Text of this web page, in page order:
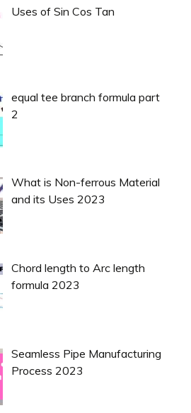
Uses of Sin Cos Tan
equal tee branch formula part
2
What is Non-ferrous Material
and its Uses 2023
Chord length to Arc length
formula 2023
Seamless Pipe Manufacturing
Process 2023